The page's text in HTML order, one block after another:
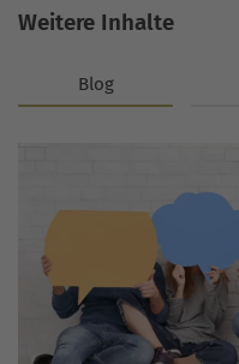
Weitere Inhalte
Blog